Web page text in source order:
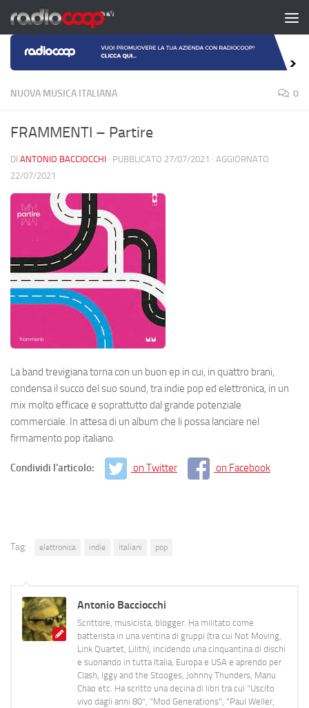
Salta al contenuto
NUOVA MUSICA ITALIANA 0
FRAMMENTI – Partire
DI ANTONIO BACCIOCCHI · PUBBLICATO 27/07/2021 · AGGIORNATO
22/07/2021
La band trevigiana torna con un buon ep in cui, in quattro brani,
condensa il succo del suo sound, tra indie pop ed elettronica, in un
mix molto efficace e soprattutto dal grande potenziale
commerciale. In attesa di un album che li possa lanciare nel
firmamento pop italiano.
Condividi l'articolo: on Twitter on Facebook
Tag: elettronica indie italiani pop
Antonio Bacciocchi
Scrittore, musicista, blogger. Ha militato come
batterista in una ventina di gruppi (tra cui Not Moving,
Link Quartet, Lilith), incidendo una cinquantina di dischi
e suonando in tutta Italia, Europa e USA e aprendo per
Clash, Iggy and the Stooges, Johnny Thunders, Manu
Chao etc. Ha scritto una decina di libri tra cui "Uscito
vivo dagli anni 80", "Mod Generations", "Paul Weller,